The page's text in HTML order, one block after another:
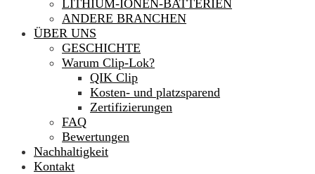
LITHIUM-IONEN-BATTERIEN
ANDERE BRANCHEN
ÜBER UNS
GESCHICHTE
Warum Clip-Lok?
QIK Clip
Kosten- und platzsparend
Zertifizierungen
FAQ
Bewertungen
Nachhaltigkeit
Kontakt